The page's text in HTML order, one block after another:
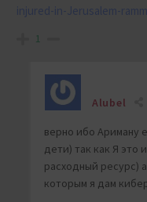
injured-in-Jerusalem-
1
Alubel
верно ибо Ариману
дети) так как Я это
расходный ресурс)
которым я дам